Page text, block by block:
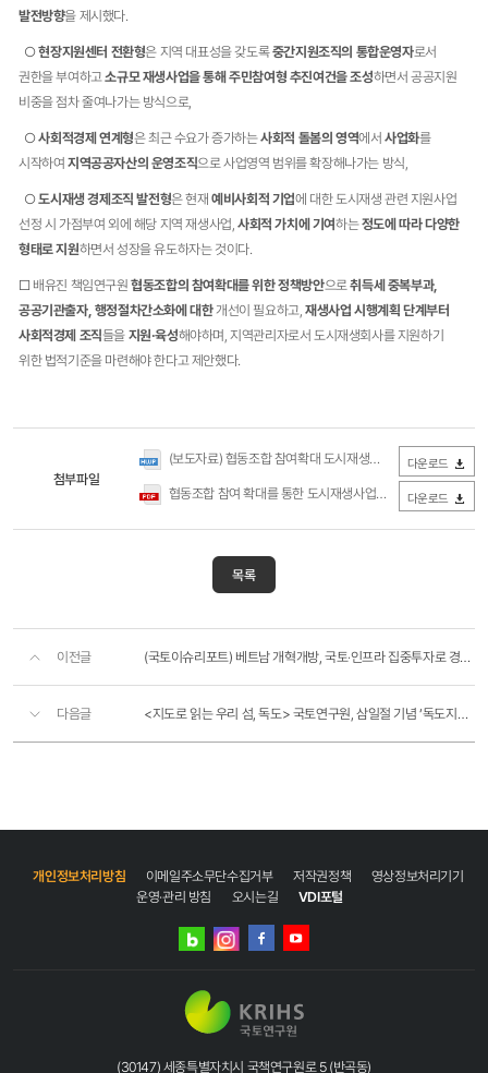
발전방향을 제시했다.
○현장지원센터 전환형은 지역 대표성을 갖도록중간지원조직의 통합운영자로서
권한을 부여하고소규모 재생사업을 통해 주민참여형 추진여건을 조성하면서 공공지원
비중을 점차 줄여나가는 방식으로,
○사회적경제 연계형은 최근 수요가 증가하는사회적 돌봄의 영역에서사업화를
시작하여 지역공공자산의 운영조직으로 사업영역 범위를 확장해나가는 방식,
○도시재생 경제조직 발전형은 현재예비사회적 기업에 대한 도시재생 관련 지원사업
선정 시 가점부여 외에 해당 지역 재생사업,사회적 가치에 기여하는정도에 따라 다양한
형태로 지원하면서 성장을 유도하자는 것이다.
□ 배유진 책임연구원협동조합의 참여확대를 위한 정책방안으로취득세 중복부과,
공공기관출자, 행정절차간소화에 대한개선이 필요하고,재생사업 시행계획 단계부터
사회적경제 조직들을 지원·육성해야하며, 지역관리자로서 도시재생회사를 지원하기
위한 법적기준을 마련해야 한다고 제안했다.
첨부파일
(보도자료) 협동조합 참여확대 도시재생사업 지속가능성 제고_190305.hwp 다운로드
협동조합 참여 확대를 통한 도시재생사업의 지속가능성 제고 방안.pdf 다운로드
목록
이전글 (국토이슈리포트) 베트남 개혁개방, 국토‧인프라 집중투자로 경제성장 견인
다음글 <지도로 읽는 우리 섬, 독도> 국토연구원, 삼일절 기념 ‘독도지도 특별전’ 개최
개인정보처리방침 이메일주소무단수집거부 저작권정책
영상정보처리기기
운영·관리 방침
오시는길 VDI포털
네이버
인스타그램
(30147) 세종특별자치시 국책연구원로 5 (반곡동)